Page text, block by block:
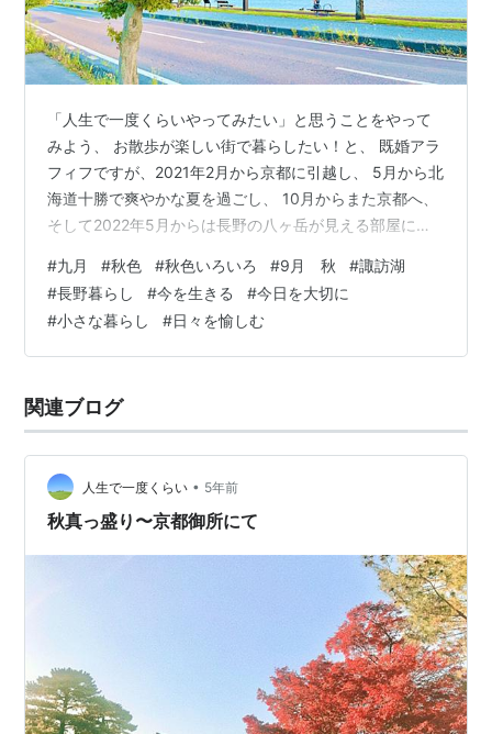
「人生で一度くらいやってみたい」と思うことをやって
みよう、 お散歩が楽しい街で暮らしたい！と、 既婚アラ
フィフですが、2021年2月から京都に引越し、 5月から北
海道十勝で爽やかな夏を過ごし、 10月からまた京都へ、
そして2022年5月からは長野の八ヶ岳が見える部屋に引
の合間にお散歩を楽しみながら 一人暮らしをしていま
す。 はじめましての方はこちらをご覧ください(^ ^) 「プ
ロフィールとブログの紹介 - 人生で一度くらい」 9月に
なりました！ 「9月」というだけでなんだか軽やかな感
って…
#九月 #秋色 #秋色いろいろ #9月 秋 #諏訪湖
#長野暮らし #今を生きる #今日を大切に
#小さな暮らし #日々を愉しむ
関連ブログ
人生で一度くらい • 5年前
秋真っ盛り〜京都御所にて